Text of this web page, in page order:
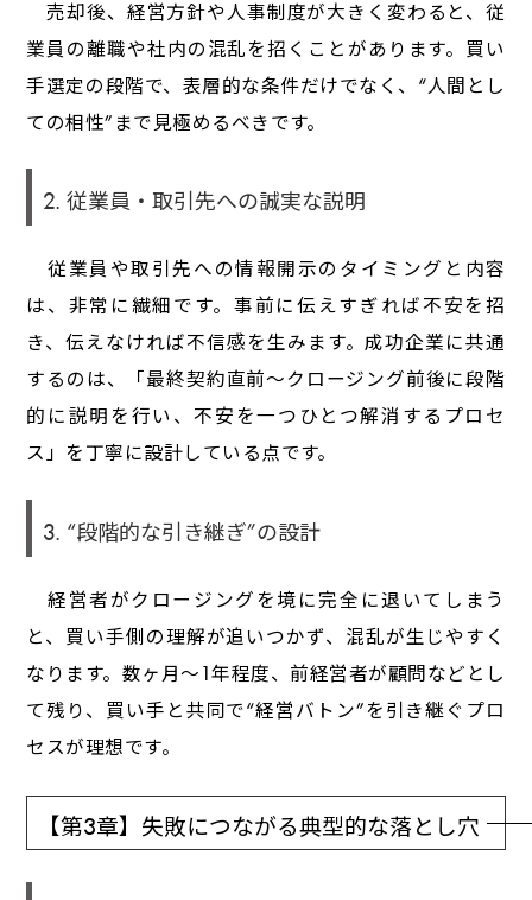
売却後、経営方針や人事制度が大きく変わると、従
業員の離職や社内の混乱を招くことがあります。買い
手選定の段階で、表層的な条件だけでなく、“人間とし
ての相性”まで見極めるべきです。
2. 従業員・取引先への誠実な説明
従業員や取引先への情報開示のタイミングと内容
は、非常に繊細です。事前に伝えすぎれば不安を招
き、伝えなければ不信感を生みます。成功企業に共通
するのは、「最終契約直前〜クロージング前後に段階
的に説明を行い、不安を一つひとつ解消するプロセ
ス」を丁寧に設計している点です。
3. “段階的な引き継ぎ”の設計
経営者がクロージングを境に完全に退いてしまう
と、買い手側の理解が追いつかず、混乱が生じやすく
なります。数ヶ月〜1年程度、前経営者が顧問などとし
て残り、買い手と共同で“経営バトン”を引き継ぐプロ
セスが理想です。
【第3章】失敗につながる典型的な落とし穴